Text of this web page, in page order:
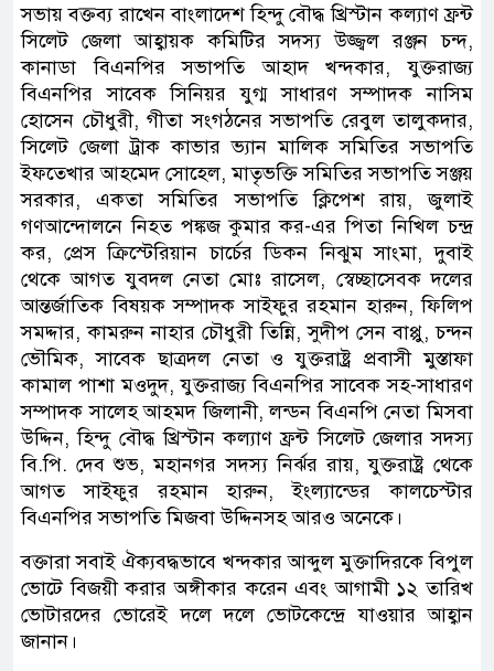
সভায় বক্তব্য রাখেন বাংলাদেশ হিন্দু বৌদ্ধ খ্রিস্টান কল্যাণ ফ্রন্ট
সিলেট জেলা আহ্বায়ক কমিটির সদস্য উজ্জ্বল রঞ্জন চন্দ,
কানাডা বিএনপির সভাপতি আহাদ খন্দকার, যুক্তরাজ্য
বিএনপির সাবেক সিনিয়র যুগ্ম সাধারণ সম্পাদক নাসিম
হোসেন চৌধুরী, গীতা সংগঠনের সভাপতি রেবুল তালুকদার,
সিলেট জেলা ট্রাক কাভার ভ্যান মালিক সমিতির সভাপতি
ইফতেখার আহমেদ সোহেল, মাতৃভক্তি সমিতির সভাপতি সঞ্জয়
সরকার, একতা সমিতির সভাপতি ক্লিপেশ রায়, জুলাই
গণআন্দোলনে নিহত পঙ্কজ কুমার কর-এর পিতা নিখিল চন্দ্র
কর, প্রেস ক্রিস্টেরিয়ান চার্চের ডিকন নিঝুম সাংমা, দুবাই
থেকে আগত যুবদল নেতা মোঃ রাসেল, স্বেচ্ছাসেবক দলের
আন্তর্জাতিক বিষয়ক সম্পাদক সাইফুর রহমান হারুন, ফিলিপ
সমদ্দার, কামরুন নাহার চৌধুরী তিন্নি, সুদীপ সেন বাপ্পু, চন্দন
ভৌমিক, সাবেক ছাত্রদল নেতা ও যুক্তরাষ্ট্র প্রবাসী মুস্তাফা
কামাল পাশা মওদুদ, যুক্তরাজ্য বিএনপির সাবেক সহ-সাধারণ
সম্পাদক সালেহ আহমদ জিলানী, লন্ডন বিএনপি নেতা মিসবা
উদ্দিন, হিন্দু বৌদ্ধ খ্রিস্টান কল্যাণ ফ্রন্ট সিলেট জেলার সদস্য
বি.পি. দেব শুভ, মহানগর সদস্য নির্ঝর রায়, যুক্তরাষ্ট্র থেকে
আগত সাইফুর রহমান হারুন, ইংল্যান্ডের কালচেস্টার
বিএনপির সভাপতি মিজবা উদ্দিনসহ আরও অনেকে।
বক্তারা সবাই ঐক্যবদ্ধভাবে খন্দকার আব্দুল মুক্তাদিরকে বিপুল
ভোটে বিজয়ী করার অঙ্গীকার করেন এবং আগামী ১২ তারিখ
ভোটারদের ভোরেই দলে দলে ভোটকেন্দ্রে যাওয়ার আহ্বান
জানান।